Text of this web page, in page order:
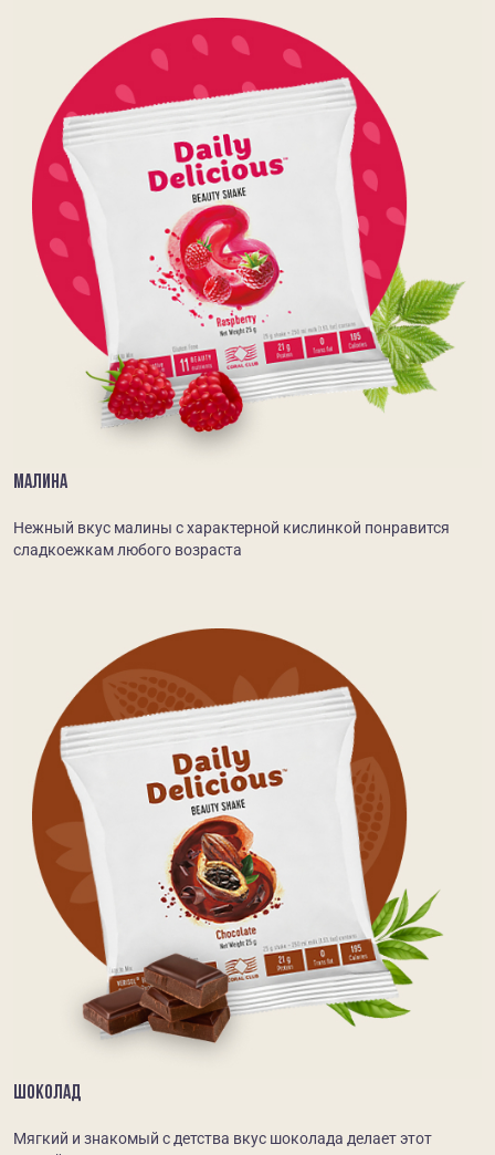
МАЛИНА
Нежный вкус малины с характерной кислинкой понравится
сладкоежкам любого возраста
ШОКОЛАД
Мягкий и знакомый с детства вкус шоколада делает этот